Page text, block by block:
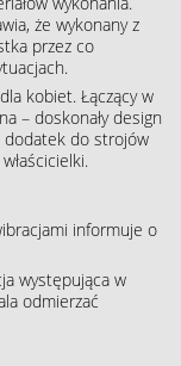
że wykonany z
przez co
kobiet. Łączący w
– doskonały design
dodatek do strojów
informuje o
występująca w
odmierzać